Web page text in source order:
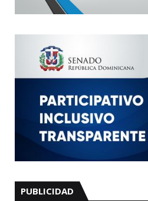
PUBLICIDAD